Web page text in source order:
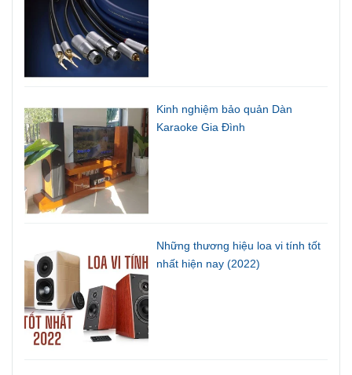
Kinh nghiệm bảo quản Dàn
Karaoke Gia Đình
Những thương hiệu loa vi tính tốt
nhất hiện nay (2022)